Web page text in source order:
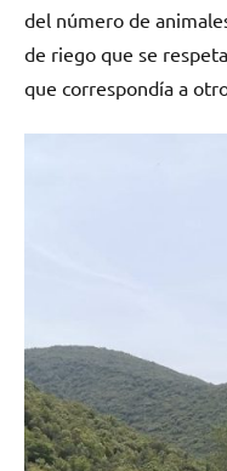
del número de
de riego que se
que correspondía a